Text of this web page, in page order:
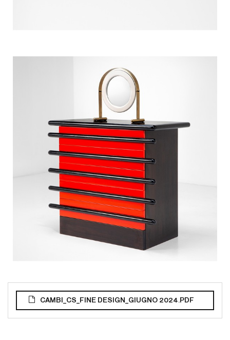
CAMBI_CS_FINE DESIGN_GIUGNO 2024.PDF